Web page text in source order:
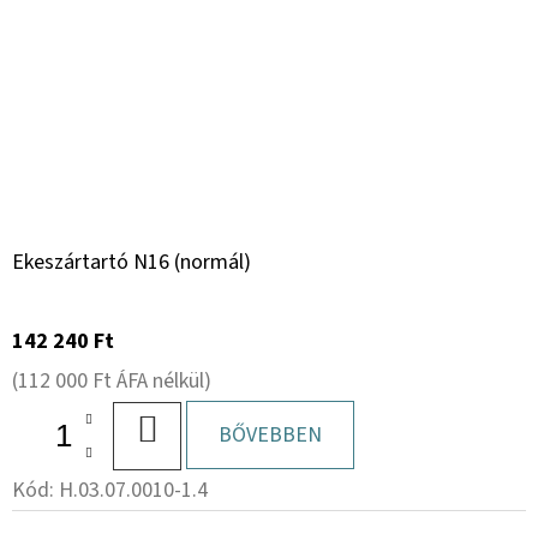
Ekeszártartó N16 (normál)
142 240 Ft
(112 000 Ft ÁFA nélkül)
KOSÁRBABŐVEBBEN
Kód: H.03.07.0010-1.4